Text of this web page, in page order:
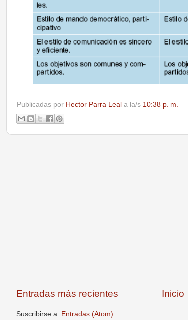
Publicadas por Hector Parra Leal a la/s 10:38 p. m.
Entradas más recientes Inicio
Suscribirse a: Entradas (Atom)